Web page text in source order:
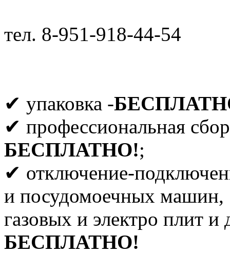
тел. 8-951-918-44-54
✔ упаковка -
✔ профессиональная
БЕСПЛАТНО!;
✔ отключение-
и посудомоечных машин,
газовых и электро плит
БЕСПЛАТНО!